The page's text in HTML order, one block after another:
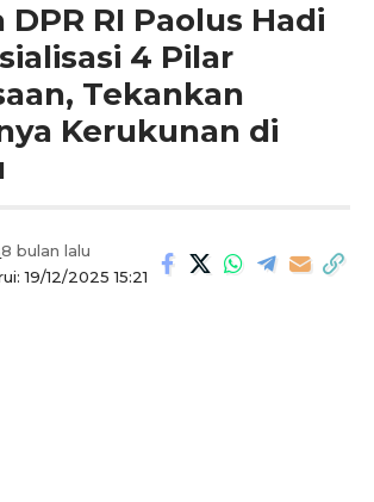
RI Paolus Hadi
4 Pilar
Tekankan
Kerukunan di
19/12/2025 15:21
8 bulan lalu